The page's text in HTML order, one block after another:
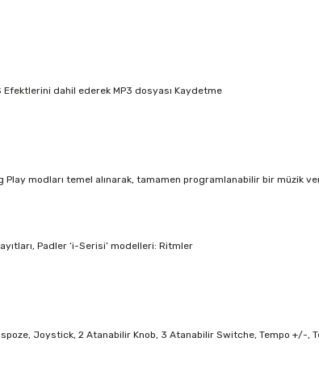
Efektlerini dahil ederek MP3 dosyası Kaydetme
Play modları temel alınarak, tamamen programlanabilir bir müzik
Padler ‘i-Serisi’ modelleri: Ritmler
Joystick, 2 Atanabilir Knob, 3 Atanabilir Switche, Tempo +/-,